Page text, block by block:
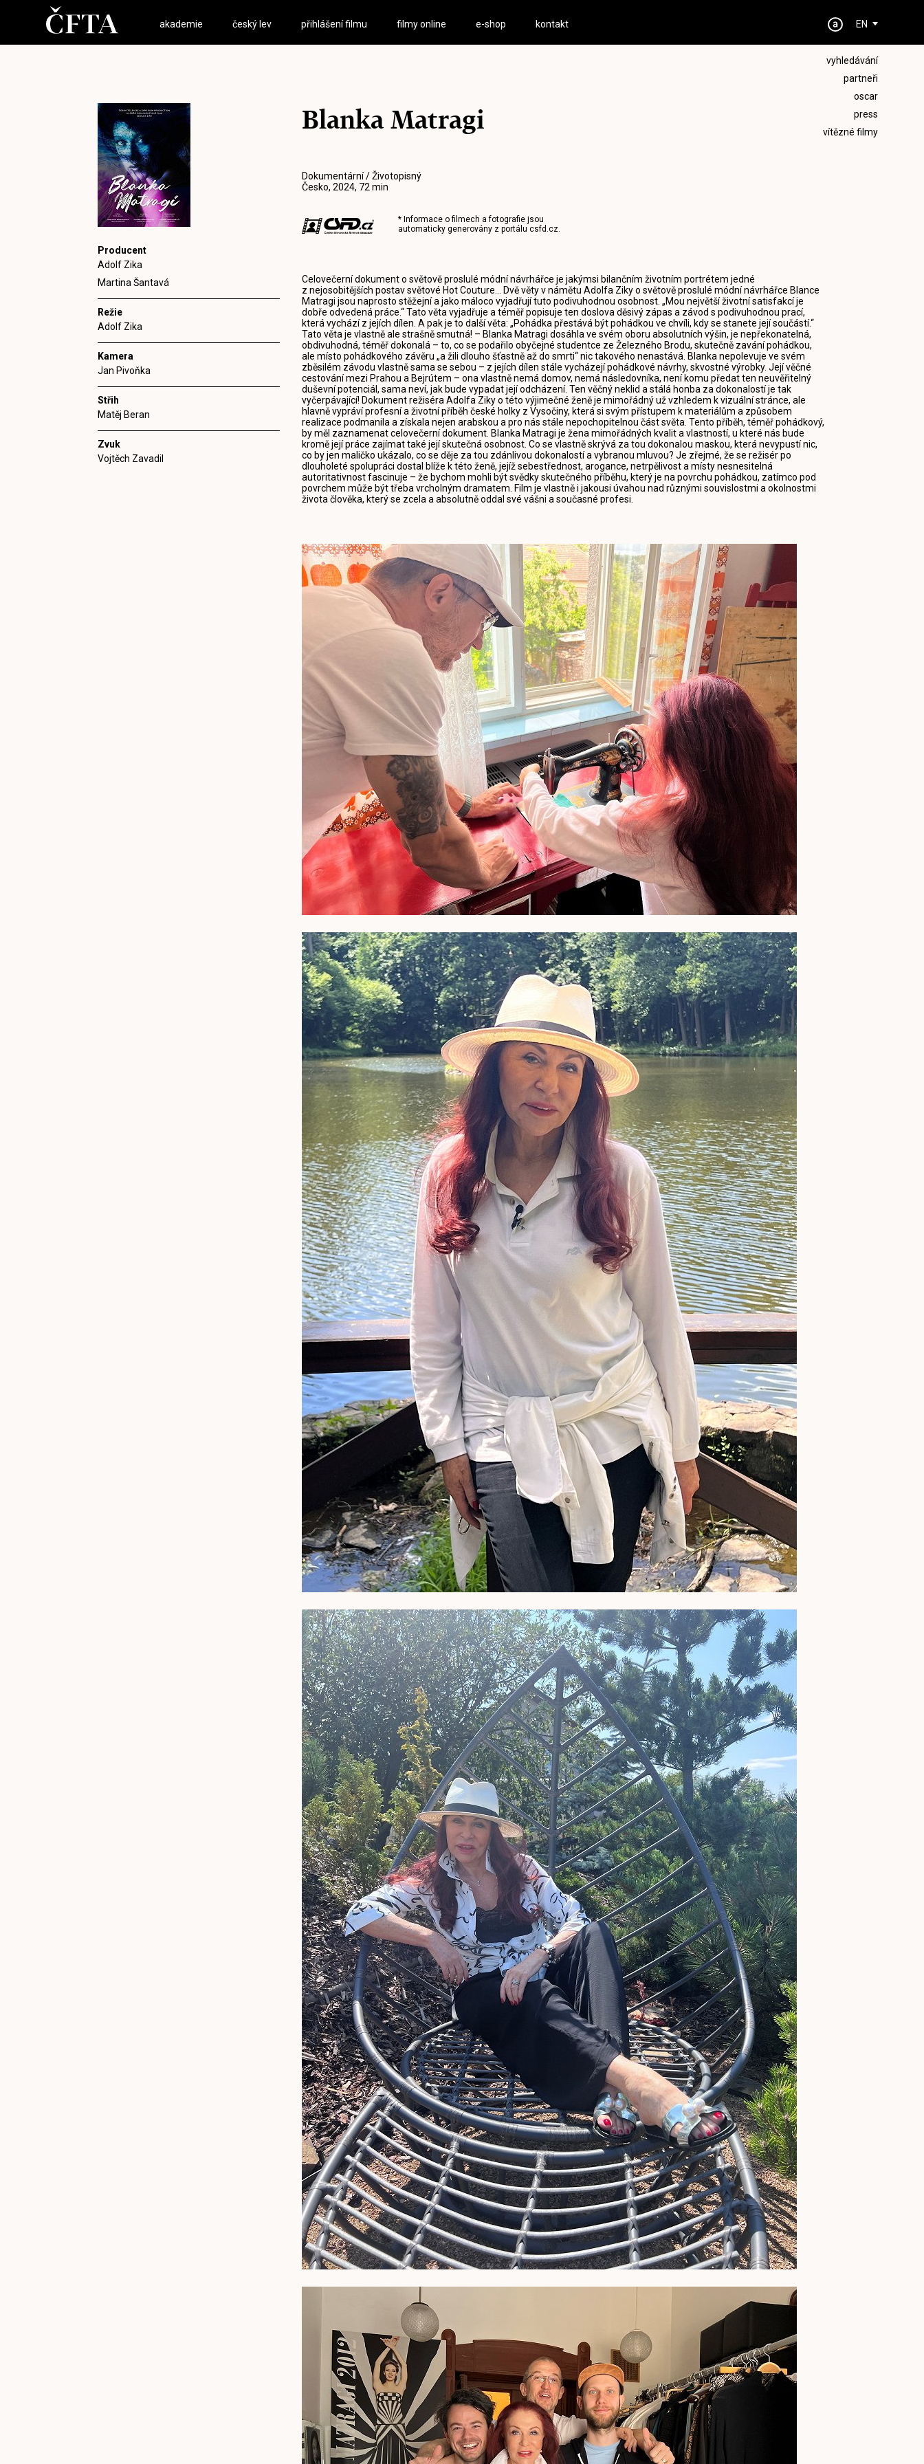
akademie český lev přihlášení filmu filmy online e-shop kontakt EN
vyhledávání
partneři
oscar
press
vítězné filmy
Producent
Adolf Zika
Martina Šantavá
Režie
Adolf Zika
Kamera
Jan Pivoňka
Střih
Matěj Beran
Zvuk
Vojtěch Zavadil
Blanka Matragi
Dokumentární / Životopisný
Česko, 2024, 72 min
* Informace o filmech a fotografie jsou
automaticky generovány z portálu csfd.cz.
Celovečerní dokument o světově proslulé módní návrhářce je jakýmsi bilančním životním portrétem jedné
z nejosobitějších postav světové Hot Couture... Dvě věty v námětu Adolfa Ziky o světově proslulé módní návrhářce Blance
Matragi jsou naprosto stěžejní a jako máloco vyjadřují tuto podivuhodnou osobnost. „Mou největší životní satisfakcí je
dobře odvedená práce.“ Tato věta vyjadřuje a téměř popisuje ten doslova děsivý zápas a závod s podivuhodnou prací,
která vychází z jejích dílen. A pak je to další věta: „Pohádka přestává být pohádkou ve chvíli, kdy se stanete její součástí.“
Tato věta je vlastně ale strašně smutná! – Blanka Matragi dosáhla ve svém oboru absolutních výšin, je nepřekonatelná,
obdivuhodná, téměř dokonalá – to, co se podařilo obyčejné studentce ze Železného Brodu, skutečně zavání pohádkou,
ale místo pohádkového závěru „a žili dlouho šťastně až do smrti“ nic takového nenastává. Blanka nepolevuje ve svém
zběsilém závodu vlastně sama se sebou – z jejích dílen stále vycházejí pohádkové návrhy, skvostné výrobky. Její věčné
cestování mezi Prahou a Bejrútem – ona vlastně nemá domov, nemá následovníka, není komu předat ten neuvěřitelný
duševní potenciál, sama neví, jak bude vypadat její odcházení. Ten věčný neklid a stálá honba za dokonalostí je tak
vyčerpávající! Dokument režiséra Adolfa Ziky o této výjimečné ženě je mimořádný už vzhledem k vizuální stránce, ale
hlavně vypráví profesní a životní příběh české holky z Vysočiny, která si svým přístupem k materiálům a způsobem
realizace podmanila a získala nejen arabskou a pro nás stále nepochopitelnou část světa. Tento příběh, téměř pohádkový,
by měl zaznamenat celovečerní dokument. Blanka Matragi je žena mimořádných kvalit a vlastností, u které nás bude
kromě její práce zajímat také její skutečná osobnost. Co se vlastně skrývá za tou dokonalou maskou, která nevypustí nic,
co by jen maličko ukázalo, co se děje za tou zdánlivou dokonalostí a vybranou mluvou? Je zřejmé, že se režisér po
dlouholeté spolupráci dostal blíže k této ženě, jejíž sebestřednost, arogance, netrpělivost a místy nesnesitelná
autoritativnost fascinuje – že bychom mohli být svědky skutečného příběhu, který je na povrchu pohádkou, zatímco pod
povrchem může být třeba vrcholným dramatem. Film je vlastně i jakousi úvahou nad různými souvislostmi a okolnostmi
života člověka, který se zcela a absolutně oddal své vášni a současné profesi.